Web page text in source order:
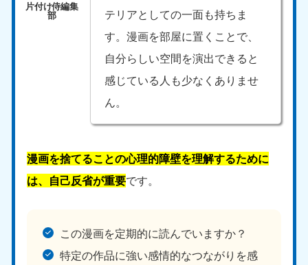
テリアとしての一面も持ちま
す。漫画を部屋に置くことで、
自分らしい空間を演出できると
感じている人も少なくありませ
ん。
漫画を捨てることの心理的障壁を理解するために
は、自己反省が重要です。
この漫画を定期的に読んでいますか？
特定の作品に強い感情的なつながりを感